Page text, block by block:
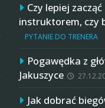
Czy lepiej
instruktorem, czy
PYTANIE DO TRENERA
Pogawędka z
Jakuszyce
Jak dobrać